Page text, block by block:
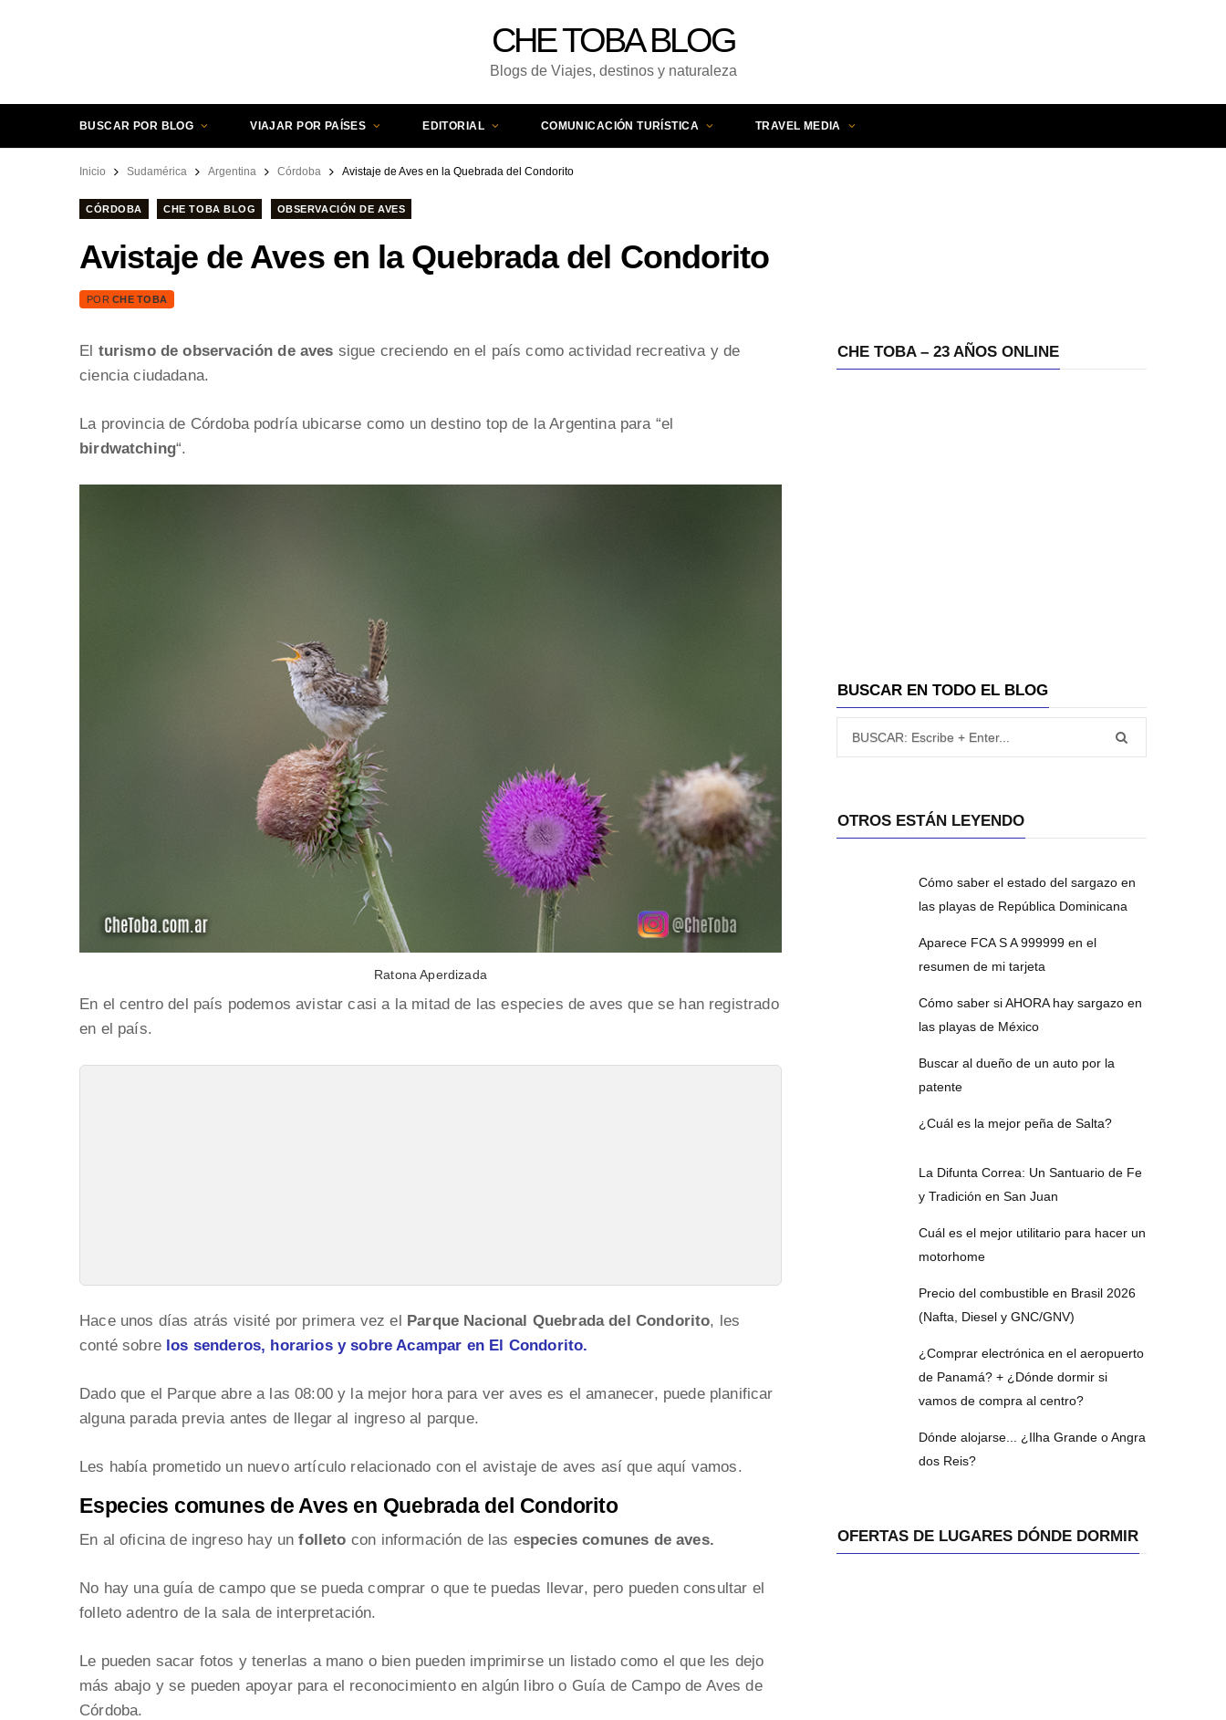
CHE TOBA BLOG
Blogs de Viajes, destinos y naturaleza
BUSCAR POR BLOG VIAJAR POR PAÍSES EDITORIAL COMUNICACIÓN TURÍSTICA TRAVEL MEDIA
Inicio Sudamérica Argentina Córdoba Avistaje de Aves en la Quebrada del Condorito
CÓRDOBA CHE TOBA BLOG OBSERVACIÓN DE AVES
Avistaje de Aves en la Quebrada del Condorito
POR CHE TOBA
El turismo de observación de aves sigue creciendo en el país como actividad recreativa y de
ciencia ciudadana.
La provincia de Córdoba podría ubicarse como un destino top de la Argentina para “el
birdwatching“.
Ratona Aperdizada
En el centro del país podemos avistar casi a la mitad de las especies de aves que se han registrado
en el país.
Hace unos días atrás visité por primera vez el Parque Nacional Quebrada del Condorito, les
conté sobre los senderos, horarios y sobre Acampar en El Condorito.
Dado que el Parque abre a las 08:00 y la mejor hora para ver aves es el amanecer, puede planificar
alguna parada previa antes de llegar al ingreso al parque.
Les había prometido un nuevo artículo relacionado con el avistaje de aves así que aquí vamos.
Especies comunes de Aves en Quebrada del Condorito
En al oficina de ingreso hay unfolleto con información de las especies comunes de aves.
No hay una guía de campo que se pueda comprar o que te puedas llevar, pero pueden consultar el
folleto adentro de la sala de interpretación.
Le pueden sacar fotos y tenerlas a mano o bien pueden imprimirse un listado como el que les dejo
más abajo y se pueden apoyar para el reconocimiento en algún libro o Guía de Campo de Aves de
Córdoba.
CHE TOBA – 23 AÑOS ONLINE
BUSCAR EN TODO EL BLOG
OTROS ESTÁN LEYENDO
Cómo saber el estado del sargazo en
las playas de República Dominicana
Aparece FCA S A 999999 en el
resumen de mi tarjeta
Cómo saber si AHORA hay sargazo en
las playas de México
Buscar al dueño de un auto por la
patente
¿Cuál es la mejor peña de Salta?
La Difunta Correa: Un Santuario de Fe
y Tradición en San Juan
Cuál es el mejor utilitario para hacer un
motorhome
Precio del combustible en Brasil 2026
(Nafta, Diesel y GNC/GNV)
¿Comprar electrónica en el aeropuerto
de Panamá? + ¿Dónde dormir si
vamos de compra al centro?
Dónde alojarse... ¿Ilha Grande o Angra
dos Reis?
OFERTAS DE LUGARES DÓNDE DORMIR